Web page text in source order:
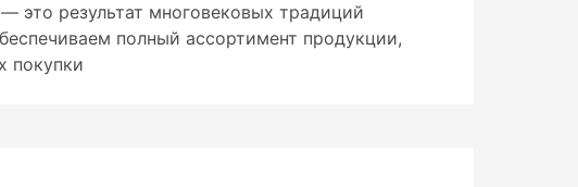
это результат многовековых традиций
полный ассортимент продукции,
покупки